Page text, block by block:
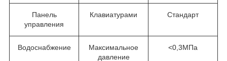
Панель
управления
Клавиатурами Стандарт
Водоснабжение
Максимальное
давление
<0,3МПа